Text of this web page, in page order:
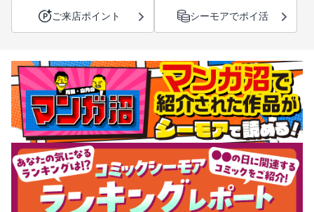
ご来店ポイント シーモアでポイ活